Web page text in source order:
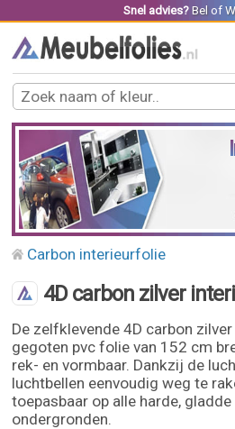
Snel advies? Belof
Carbon interieurfolie
4D carbon zilver
De zelfklevende 4D carbon
gegoten pvc folie van 152 cm
rek- en vormbaar. Dankzij de
luchtbellen eenvoudig weg te
toepasbaar op alle harde,
ondergronden.